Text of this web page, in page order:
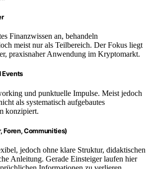
Finanzwissen an, behandeln
meist nur als Teilbereich. Der Fokus liegt
praxisnaher Anwendung im Kryptomarkt.
Events
und punktuelle Impulse. Meist jedoch
als systematisch aufgebautes
konzipiert.
Foren, Communities)
jedoch ohne klare Struktur, didaktischen
Anleitung. Gerade Einsteiger laufen hier